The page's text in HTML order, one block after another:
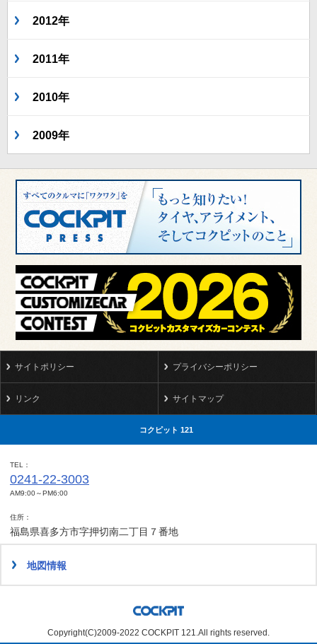
2012年
2011年
2010年
2009年
サイトポリシー プライバシーポリシー
リンク サイトマップ
コクピット 121
TEL
0241-22-3003
AM9:00～PM6:00
住所
福島県喜多方市字押切南二丁目７番地
地図情報
Copyright(C)2009-2022 COCKPIT 121.All rights reserved.